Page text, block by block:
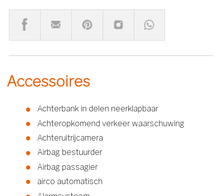
Accessoires
Achterbank in delen neerklapbaar
Achteropkomend verkeer waarschuwing
Achteruitrijcamera
Airbag bestuurder
Airbag passagier
airco automatisch